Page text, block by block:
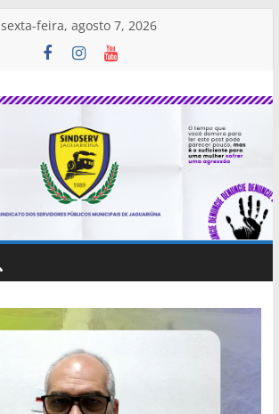
sexta-feira, agosto 7, 2026